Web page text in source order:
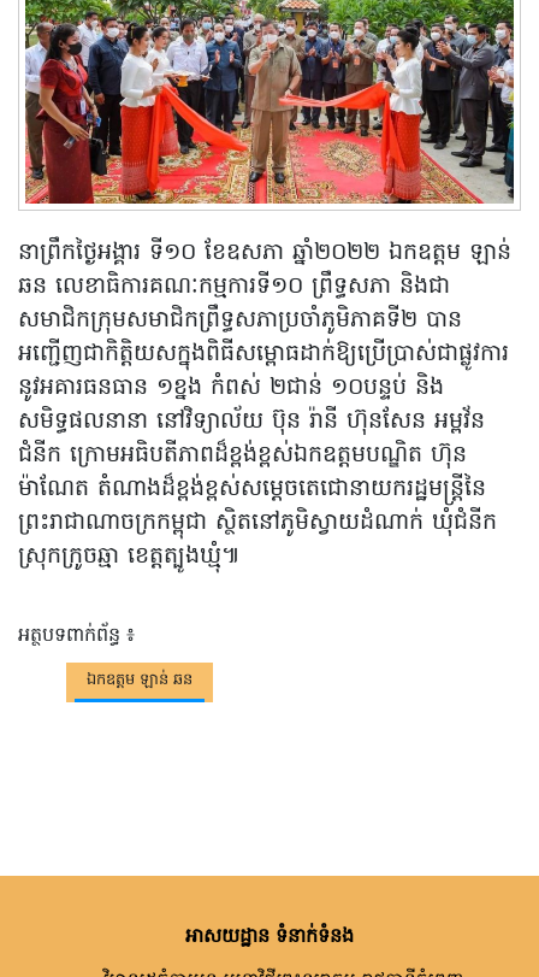
នាព្រឹកថ្ងៃអង្គារ ទី១០ ខែឧសភា ឆ្នាំ២០២២ ឯកឧត្តម ឡាន់
ឆន លេខាធិការគណៈកម្មការទី១០ ព្រឹទ្ធសភា និងជា
សមាជិកក្រុមសមាជិកព្រឹទ្ធសភាប្រចាំភូមិភាគទី២ បាន
អញ្ជើញជាកិត្តិយសក្នុងពិធីសម្ពោធដាក់ឱ្យប្រើប្រាស់ជាផ្លូវការ
នូវអគារធនធាន ១ខ្នង កំពស់ ២ជាន់ ១០បន្ទប់ និង
សមិទ្ធផលនានា នៅវិទ្យាល័យ ប៊ុន រ៉ានី ហ៊ុនសែន អម្ពវ័ន
ជំនីក ក្រោមអធិបតីភាពដ៏ខ្ពង់ខ្ពស់ឯកឧត្តមបណ្ឌិត ហ៊ុន
ម៉ាណែត តំណាងដ៏ខ្ពង់ខ្ពស់សម្តេចតេជោនាយករដ្ឋមន្ត្រីនៃ
ព្រះរាជាណាចក្រកម្ពុជា ស្ថិតនៅភូមិស្វាយដំណាក់ ឃុំជំនីក
ស្រុកក្រូចឆ្មា ខេត្តត្បូងឃ្មុំ៕
អត្ថបទពាក់ព័ន្ធ ៖
ឯកឧត្តម ឡាន់ ឆន
អាសយដ្ឋាន ទំនាក់ទំនង